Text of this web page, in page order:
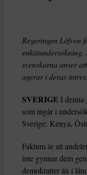
Regeringen Löfven
svenskarna anser
agerar i deras
SVERIGE I denna
som ingår i
Sverige: Kenya,
Faktum är att
inte gynnar dem
demokratier än i